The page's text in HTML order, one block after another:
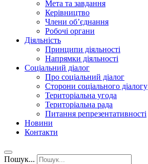
Мета та завдання
Керівництво
Члени об’єднання
Робочі органи
Діяльність
Принципи діяльності
Напрямки діяльності
Соціальний діалог
Про соціальний діалог
Сторони соціального діалогу
Територіальна угода
Територіальна рада
Питання репрезентативності
Новини
Контакти
Пошук...